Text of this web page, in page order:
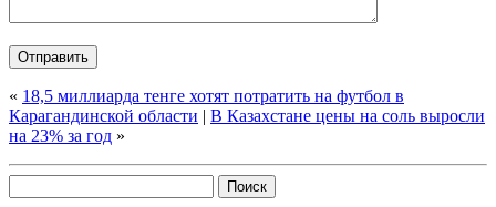
« 18,5 миллиарда тенге хотят потратить на футбол в
Карагандинской области | В Казахстане цены на соль выросли
на 23% за год »